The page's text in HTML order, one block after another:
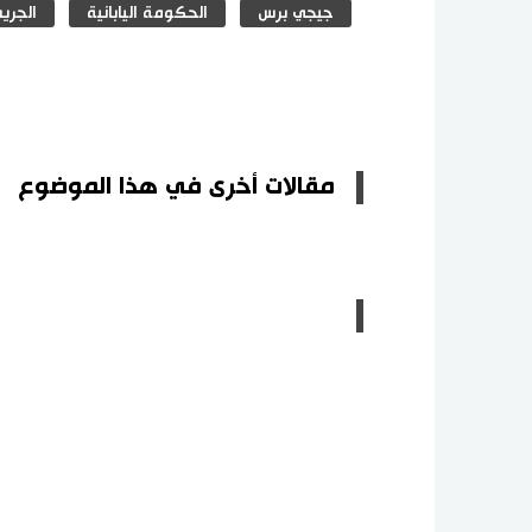
جيجي برس الحكومة اليابانية
مقالات أخرى في هذا الموضوع